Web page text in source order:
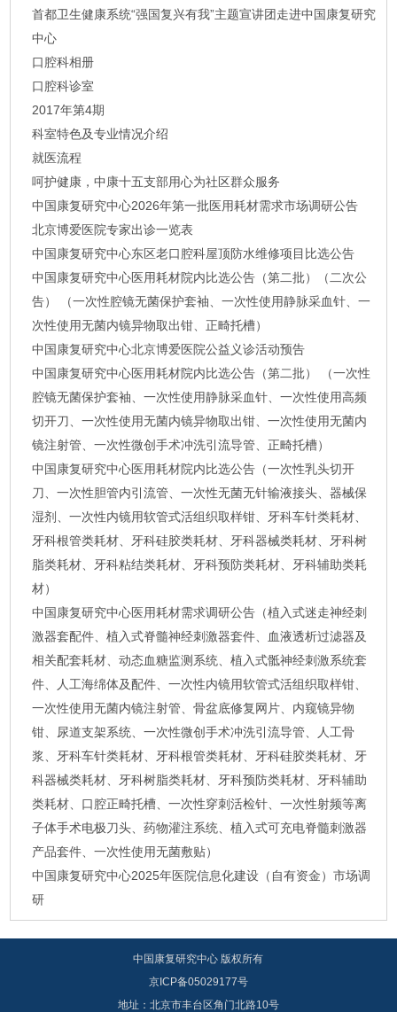
首都卫生健康系统“强国复兴有我”主题宣讲团走进中国康复研究
中心
口腔科相册
口腔科诊室
2017年第4期
科室特色及专业情况介绍
就医流程
呵护健康，中康十五支部用心为社区群众服务
中国康复研究中心2026年第一批医用耗材需求市场调研公告
北京博爱医院专家出诊一览表
中国康复研究中心东区老口腔科屋顶防水维修项目比选公告
中国康复研究中心医用耗材院内比选公告（第二批）（二次公
告） （一次性腔镜无菌保护套袖、一次性使用静脉采血针、一
次性使用无菌内镜异物取出钳、正畸托槽）
中国康复研究中心北京博爱医院公益义诊活动预告
中国康复研究中心医用耗材院内比选公告（第二批） （一次性
腔镜无菌保护套袖、一次性使用静脉采血针、一次性使用高频
切开刀、一次性使用无菌内镜异物取出钳、一次性使用无菌内
镜注射管、一次性微创手术冲洗引流导管、正畸托槽）
中国康复研究中心医用耗材院内比选公告（一次性乳头切开
刀、一次性胆管内引流管、一次性无菌无针输液接头、器械保
湿剂、一次性内镜用软管式活组织取样钳、牙科车针类耗材、
牙科根管类耗材、牙科硅胶类耗材、牙科器械类耗材、牙科树
脂类耗材、牙科粘结类耗材、牙科预防类耗材、牙科辅助类耗
材）
中国康复研究中心医用耗材需求调研公告（植入式迷走神经刺
激器套配件、植入式脊髓神经刺激器套件、血液透析过滤器及
相关配套耗材、动态血糖监测系统、植入式骶神经刺激系统套
件、人工海绵体及配件、一次性内镜用软管式活组织取样钳、
一次性使用无菌内镜注射管、骨盆底修复网片、内窥镜异物
钳、尿道支架系统、一次性微创手术冲洗引流导管、人工骨
浆、牙科车针类耗材、牙科根管类耗材、牙科硅胶类耗材、牙
科器械类耗材、牙科树脂类耗材、牙科预防类耗材、牙科辅助
类耗材、口腔正畸托槽、一次性穿刺活检针、一次性射频等离
子体手术电极刀头、药物灌注系统、植入式可充电脊髓刺激器
产品套件、一次性使用无菌敷贴）
中国康复研究中心2025年医院信息化建设（自有资金）市场调
研
中国康复研究中心 版权所有
京ICP备05029177号
地址：北京市丰台区角门北路10号